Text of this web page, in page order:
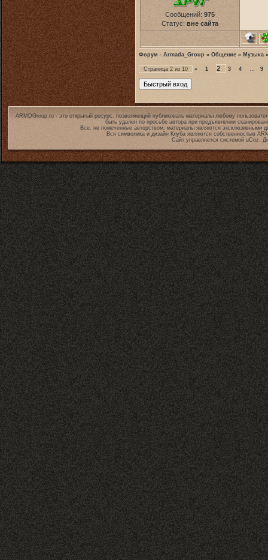
Сообщений: 975
Статус: вне сайта
Форум - Armada_Group » Общение » Музыка »
Страница 2 из 10 « 1 2 3 4 … 9
ARMDGroup.ru - это открытый ресурс, позволяющий публиковать материалы любому
быть удален по просьбе автора при предъявлении
Все, не помеченные авторством, материалы являются эксклюзивными
Вся символика и дизайн Клуба являются собственностью
Сайт управляется системой uCoz.